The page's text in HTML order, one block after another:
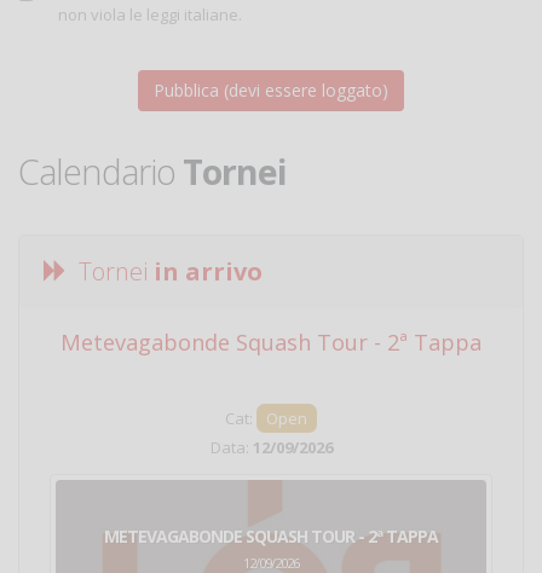
non viola le leggi italiane.
Calendario Tornei
Tornei in arrivo
Metevagabonde Squash Tour - 2ª Tappa
Cat:
Open
Data: 12/09/2026
METEVAGABONDE SQUASH TOUR - 2ª TAPPA
12/09/2026